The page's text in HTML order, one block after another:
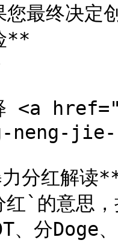
您最终决定
**
释 <a
neng-
分红解读
、分Doge